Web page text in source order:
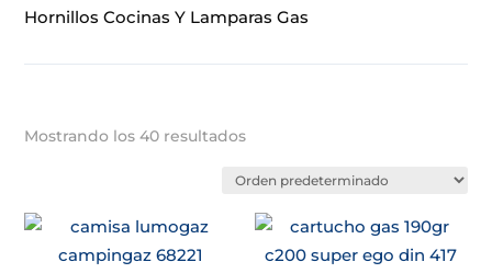
Hornillos Cocinas Y Lamparas Gas
Mostrando los 40 resultados